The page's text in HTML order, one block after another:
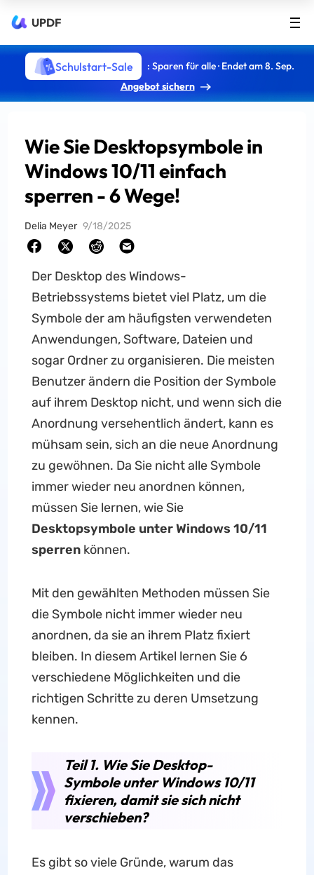
UPDF
Schulstart-Sale
: Sparen für alle · Endet am 8. Sep.
Angebot sichern
Wie Sie Desktopsymbole in
Windows 10/11 einfach
sperren - 6 Wege!
Delia Meyer 9/18/2025
Der Desktop des Windows-
Betriebssystems bietet viel Platz, um die
Symbole der am häufigsten verwendeten
Anwendungen, Software, Dateien und
sogar Ordner zu organisieren. Die meisten
Benutzer ändern die Position der Symbole
auf ihrem Desktop nicht, und wenn sich die
Anordnung versehentlich ändert, kann es
mühsam sein, sich an die neue Anordnung
zu gewöhnen. Da Sie nicht alle Symbole
immer wieder neu anordnen können,
müssen Sie lernen, wie Sie
Desktopsymbole unter Windows 10/11
sperrenkönnen.
Mit den gewählten Methoden müssen Sie
die Symbole nicht immer wieder neu
anordnen, da sie an ihrem Platz fixiert
bleiben. In diesem Artikel lernen Sie 6
verschiedene Möglichkeiten und die
richtigen Schritte zu deren Umsetzung
kennen.
Teil 1. Wie Sie Desktop-
Symbole unter Windows 10/11
fixieren, damit sie sich nicht
verschieben?
Es gibt so viele Gründe, warum das